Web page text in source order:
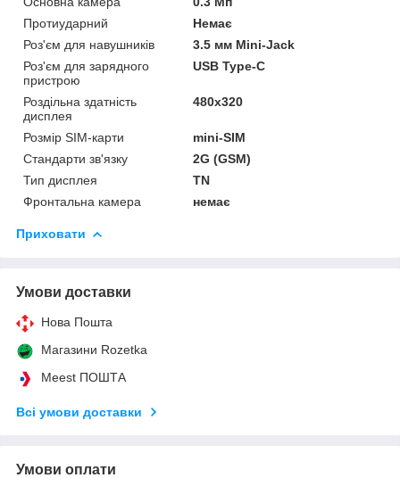
Протиударний
Немає
Роз'єм для навушників
3.5 мм Mini-Jack
Роз'єм для зарядного
пристрою
USB Type-C
Роздільна здатність
дисплея
480х320
Розмір SIM-карти
mini-SIM
Стандарти зв'язку
2G (GSM)
Тип дисплея
TN
Фронтальна камера
немає
Приховати
Умови доставки
Нова Пошта
Магазини Rozetka
Meest ПОШТА
Всі умови доставки
Умови оплати